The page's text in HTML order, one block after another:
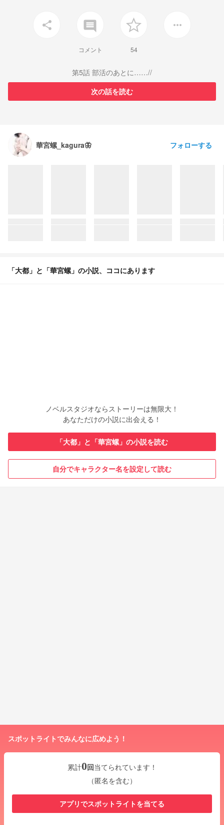
share insert_comment
コメント 54
more_horiz
第5話 部活のあとに……//
次の話を読む
華宮螺_kagura🦋 フォローする
「大都」と「華宮螺」の小説、ココにあります
ノベルスタジオならストーリーは無限大！
あなただけの小説に出会える！
「大都」と「華宮螺」の小説を読む
自分でキャラクター名を設定して読む
スポットライトでみんなに広めよう！
累計0回当てられています！
（匿名を含む）
アプリでスポットライトを当てる